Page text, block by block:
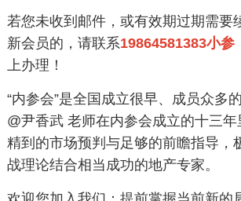
若您未收到邮件，或有效期过期需要
新会员的，请联系19864581383小参
上办理！
“内参会”是全国成立很早、成员众多
@尹香武 老师在内参会成立的十三
精到的市场预判与足够的前瞻指导，
战理论结合相当成功的地产专家。